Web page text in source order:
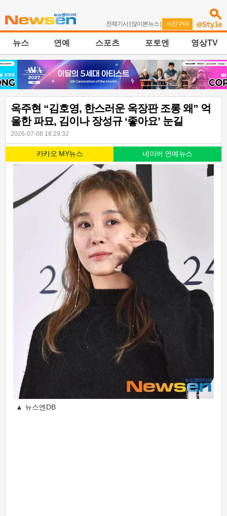
전체기사| 많이본뉴스 | 사진구매
뉴스 연예 스포츠 포토엔 영상TV
옥주현 “김호영, 한스러운 옥장판 조롱 왜” 억
울한 파묘, 김이나 장성규 ‘좋아요’ 눈길
2026-07-08 18:29:32
카카오 MY뉴스 네이버 연예뉴스
▲ 뉴스엔DB